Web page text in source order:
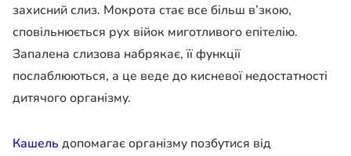
захисний слиз. Мокрота стає все більш в’зкою,
сповільнюється рух війок миготливого епітелію.
Запалена слизова набрякає, її функції
послаблюються, а це веде до кисневої недостатності
дитячого організму.
Кашель допомагає організму позбутися від